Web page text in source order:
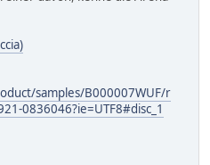
samples/B000007WUF/r
0836046?ie=UTF8#disc_1